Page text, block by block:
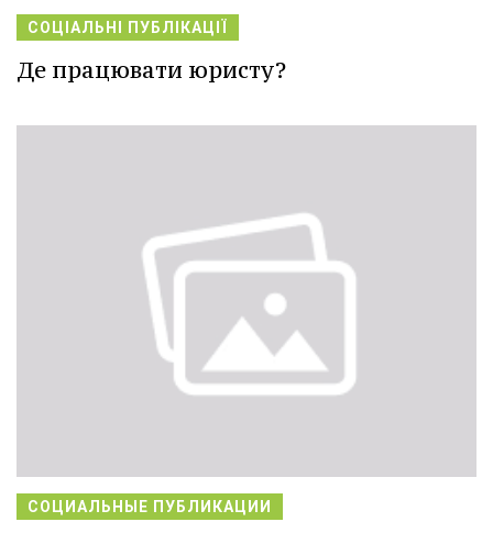
СОЦІАЛЬНІ ПУБЛІКАЦІЇ
Де працювати юристу?
СОЦИАЛЬНЫЕ ПУБЛИКАЦИИ